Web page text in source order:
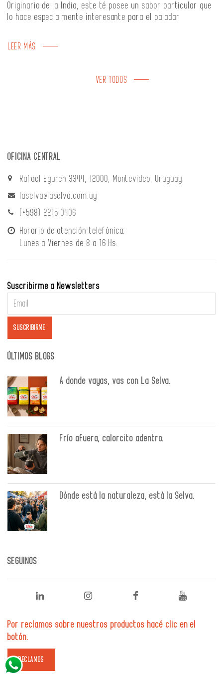
Originario de la India, este té posee un sabor particular que
lo hace especialmente interesante para el paladar
LEER MÁS
VER TODOS
OFICINA CENTRAL
Rafael Eguren 3344, 12000, Montevideo, Uruguay.
laselva@laselva.com.uy
(+598) 2215 0406
Horario de atención telefónica:
Lunes a Viernes de 8 a 16 Hs.
Suscribirme a Newsletters
ÚLTIMOS BLOGS
A donde vayas, vas con La Selva.
Frío afuera, calorcito adentro.
Dónde está la naturaleza, está la Selva.
SEGUINOS
Por reclamos sobre nuestros productos hacé clic en el
botón.